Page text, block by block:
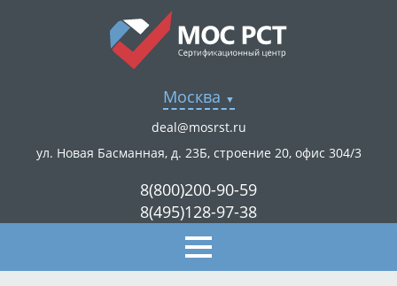
Москва
deal@mosrst.ru
ул. Новая Басманная, д. 23Б, строение 20, офис 304/3
8(800)200-90-59
8(495)128-97-38